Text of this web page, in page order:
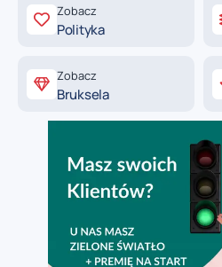
Zobacz
Polityka
Zobacz
Bruksela